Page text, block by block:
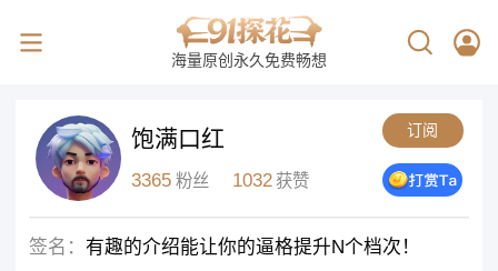
海量原创永久免费畅想
饱满口红 订阅
3365 粉丝 1032 获赞
签名： 有趣的介绍能让你的逼格提升N个档次！